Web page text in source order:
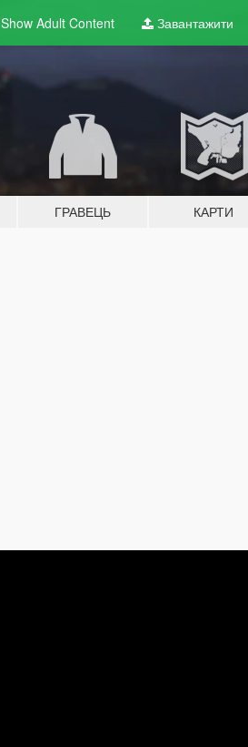
Show Adult Content Завантажити
ГРАВЕЦЬ КАРТИ